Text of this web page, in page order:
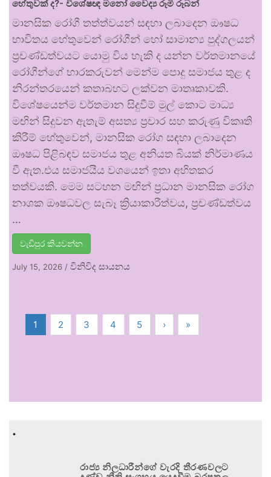
හේතුවක් ද?- විශේෂඥ මනෝ වෛද්‍ය රූමි රූබන්
මානසික රෝගී තත්ත්වයන් සඳහා ලබාදෙන ඖෂධ
භාවිතය හේතුවෙන් රෝගීන් හෝ සාමාන්‍ය පුද්ගලයන්
ප්‍රචණ්ඩත්වයට යොමු විය හැකි ද යන්න වර්තමානයේ
රෝගීන්ගේ භාරකරුවන් මෙන්ම පොදු සමාජය තුළ ද
නිරන්තරයෙන් කතාබහට ලක්වන මාතෘකාවකි.
විශේෂයෙන්ම වර්තමාන සිදුවීම් මුල් කොට මාධ්‍ය
මඟින් සිදුවන ඇතැම් අසත්‍ය ප්‍රචාර සහ කරුණු විකෘති
කිරීම් හේතුවෙන්, මානසික රෝග සඳහා ලබාදෙන
ඖෂධ පිළිබඳව සමාජය තුළ අනියත බියක් නිර්මාණය
වී ඇත.එය සමාජයීය වශයෙන් ඉතා අහිතකර
තත්වයකි. මෙම සටහන මඟින් ප්‍රධාන මානසික රෝග
නාශක ඖෂධවල සැබෑ ක්‍රියාකාරීත්වය, ප්‍රචණ්ඩත්වය
…
වැඩිපුර කියවන්න
July 15, 2026 / විනිවිද සායනය
1 2 3 4 5 › »
.
රාජ්‍ය නිලධාරීන්ගේ වැරදි තීරණවලට